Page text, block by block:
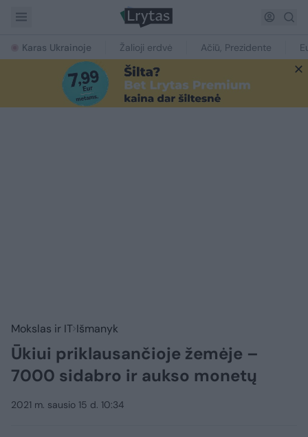
Karas Ukrainoje Žalioji erdvė Ačiū, Prezidente
Mokslas ir IT Išmanyk
Ūkiui priklausančioje žemėje –
7000 sidabro ir aukso monetų
2021 m. sausio 15 d. 10:34